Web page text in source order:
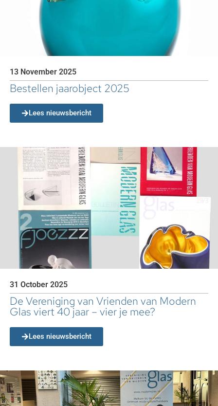
13 November 2025
Bestellen jaarobject 2025
Lees nieuwsbericht
31 October 2025
De Vereniging van Vrienden van Modern
Glas viert 40 jaar – vier je mee?
Lees nieuwsbericht